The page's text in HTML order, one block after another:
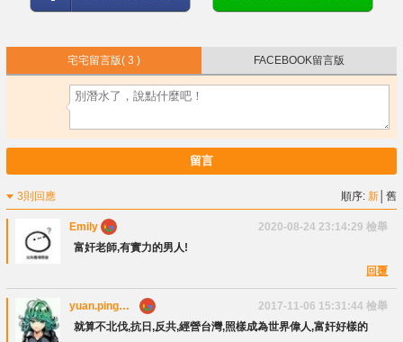
宅宅留言版( 3 ) FACEBOOK留言版
留言
3則回應 順序:新 │舊
Emily 2020-08-24 23:14:29 檢舉
富奸老師,有實力的男人!
回覆
yuan.ping
chen
2017-11-06 15:31:44 檢舉
就算不北伐,抗日,反共,經營台灣,照樣成為世界偉人,富奸好樣的